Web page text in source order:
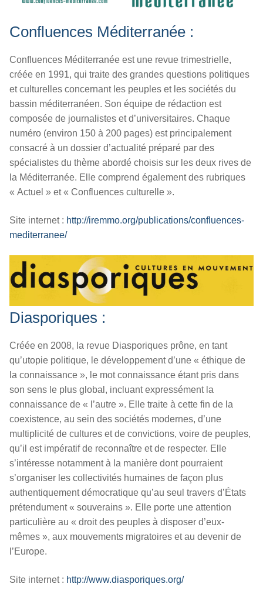
Confluences Méditerranée :
Confluences Méditerranée est une revue trimestrielle,
créée en 1991, qui traite des grandes questions politiques
et culturelles concernant les peuples et les sociétés du
bassin méditerranéen. Son équipe de rédaction est
composée de journalistes et d’universitaires. Chaque
numéro (environ 150 à 200 pages) est principalement
consacré à un dossier d’actualité préparé par des
spécialistes du thème abordé choisis sur les deux rives de
la Méditerranée. Elle comprend également des rubriques
« Actuel » et « Confluences culturelle ».
Site internet : http://iremmo.org/publications/confluences-
mediterranee/
Diasporiques :
Créée en 2008, la revue Diasporiques prône, en tant
qu’utopie politique, le développement d’une « éthique de
la connaissance », le mot connaissance étant pris dans
son sens le plus global, incluant expressément la
connaissance de « l’autre ». Elle traite à cette fin de la
coexistence, au sein des sociétés modernes, d’une
multiplicité de cultures et de convictions, voire de peuples,
qu’il est impératif de reconnaître et de respecter. Elle
s’intéresse notamment à la manière dont pourraient
s’organiser les collectivités humaines de façon plus
authentiquement démocratique qu’au seul travers d’États
prétendument « souverains ». Elle porte une attention
particulière au « droit des peuples à disposer d’eux-
mêmes », aux mouvements migratoires et au devenir de
l’Europe.
Site internet : http://www.diasporiques.org/